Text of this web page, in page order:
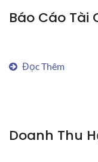
Báo Cáo Tài
Đọc Thêm
Doanh Thu